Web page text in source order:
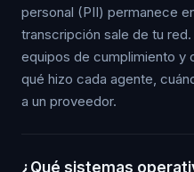
personal (PII) permanece
transcripción sale de tu
equipos de cumplimiento y
qué hizo cada agente,
a un proveedor.
¿Qué sistemas